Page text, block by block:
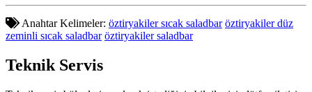
Anahtar Kelimeler: öztiryakiler sıcak saladbar öztiryakiler düz
zeminli sıcak saladbar öztiryakiler saladbar
Teknik Servis